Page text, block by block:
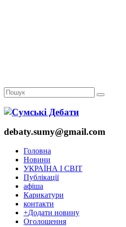
debaty.sumy@gmail.com
Головна
Новини
УКРАЇНА І СВІТ
Публікації
афіша
Карикатури
контакти
+Додати новину
Оголошення